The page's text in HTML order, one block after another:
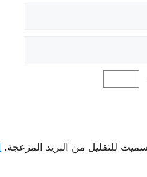
للتقليل من البريد المزعجة.